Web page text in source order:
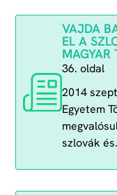
VAJDA
EL A
MAGYAR
36. oldal
2014
Egyetem
szlovák